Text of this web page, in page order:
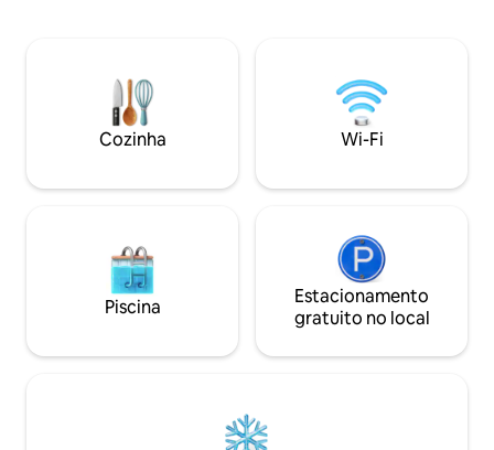
da rodovia. Ao pé
supermercados,
cafés e muitas
passear.
Cozinha Wi-Fi
Piscina
Estacionamento
gratuito no local